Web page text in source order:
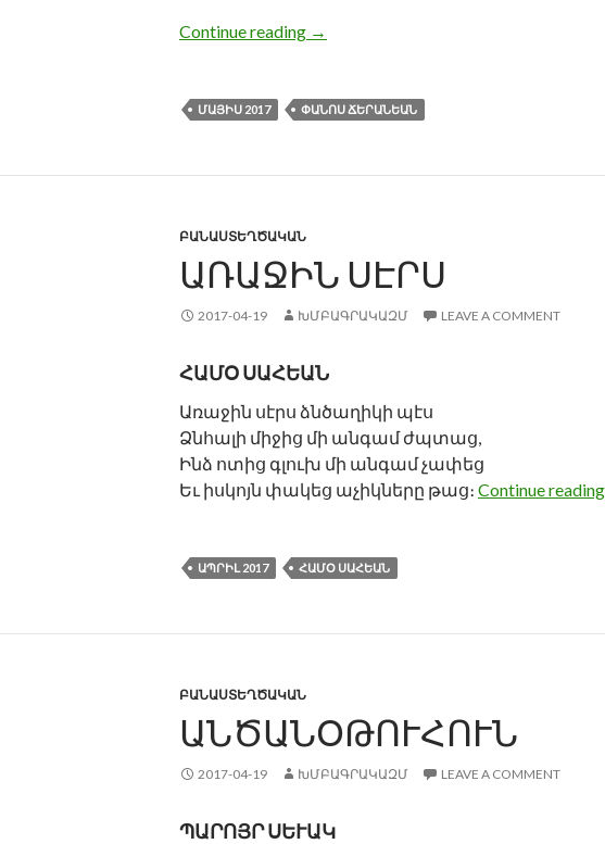
Continue reading ԲԱՆԱՍՏԵՂԾՈՒԹԻՒՆՆԵՐ
→
ՄԱՅԻՍ 2017 ՓԱՆՈՍ ՃԵՐԱՆԵԱՆ
ԲԱՆԱՍՏԵՂԾԱԿԱՆ
ԱՌԱՋԻՆ ՍԷՐՍ
2017-04-19 ԽՄԲԱԳՐԱԿԱԶՄ LEAVE A COMMENT
ՀԱՄՕ ՍԱՀԵԱՆ
Առաջին սէրս ձնծաղիկի պէս
Ձնհալի միջից մի անգամ ժպտաց,
Ինձ ոտից գլուխ մի անգամ չափեց
Եւ իսկոյն փակեց աչիկները թաց։ Continue
ԱՊՐԻԼ 2017 ՀԱՄՕ ՍԱՀԵԱՆ
ԲԱՆԱՍՏԵՂԾԱԿԱՆ
ԱՆԾԱՆՕԹՈՒՀՈՒՆ
2017-04-19 ԽՄԲԱԳՐԱԿԱԶՄ LEAVE A COMMENT
ՊԱՐՈՅՐ ՍԵՒԱԿ